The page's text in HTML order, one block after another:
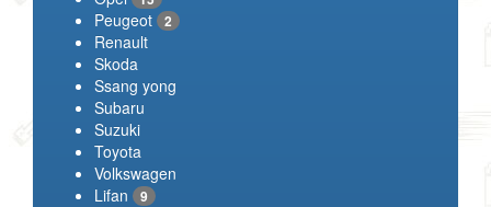
Peugeot 2
Renault
Skoda
Ssang yong
Subaru
Suzuki
Toyota
Volkswagen
Lifan
9